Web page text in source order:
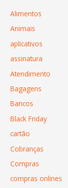
Alimentos
Animais
aplicativos
assinatura
Atendimento
Bagagens
Bancos
Black Friday
cartão
Cobranças
Compras
compras onlines